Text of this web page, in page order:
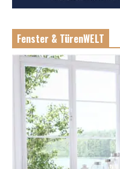
Fenster & TürenWELT